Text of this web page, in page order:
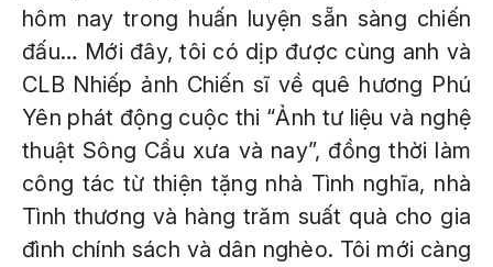
hôm nay trong huấn luyện sẵn sàng chiến
đấu… Mới đây, tôi có dịp được cùng anh và
CLB Nhiếp ảnh Chiến sĩ về quê hương Phú
Yên phát động cuộc thi “Ảnh tư liệu và nghệ
thuật Sông Cầu xưa và nay”, đồng thời làm
công tác từ thiện tặng nhà Tình nghĩa, nhà
Tình thương và hàng trăm suất quà cho gia
đình chính sách và dân nghèo. Tôi mới càng